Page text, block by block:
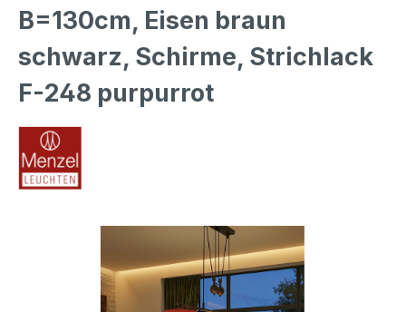
B=130cm, Eisen braun
schwarz, Schirme, Strichlack
F-248 purpurrot